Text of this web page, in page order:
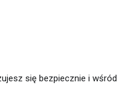
się bezpiecznie i wśród